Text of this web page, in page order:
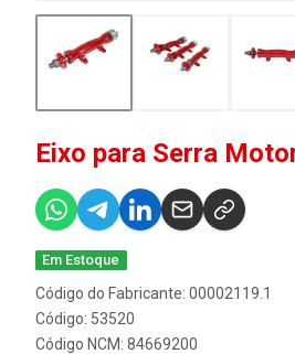
Eixo para Serra
Em Estoque
Código do Fabricante: 00002119.1
Código: 53520
Código NCM: 84669200